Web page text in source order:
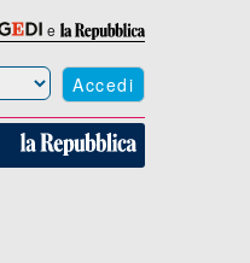
e
Accedi